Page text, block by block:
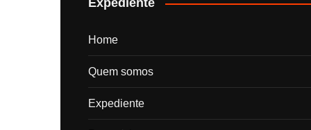
Expediente
Home
Quem somos
Expediente